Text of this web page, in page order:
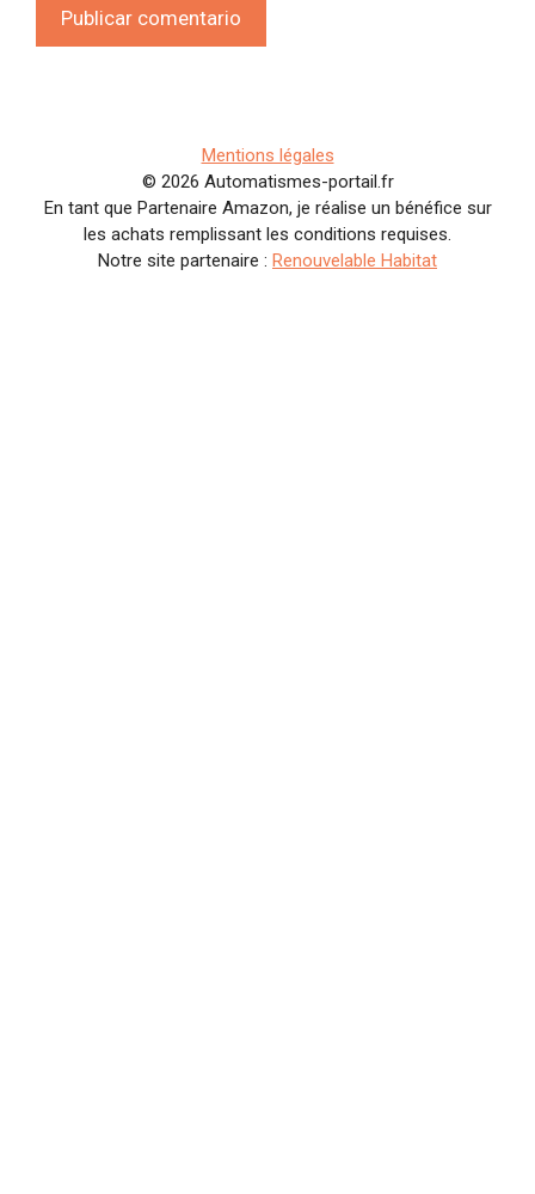
Mentions légales
© 2026 Automatismes-portail.fr
En tant que Partenaire Amazon, je réalise un bénéfice sur
les achats remplissant les conditions requises.
Notre site partenaire : Renouvelable Habitat